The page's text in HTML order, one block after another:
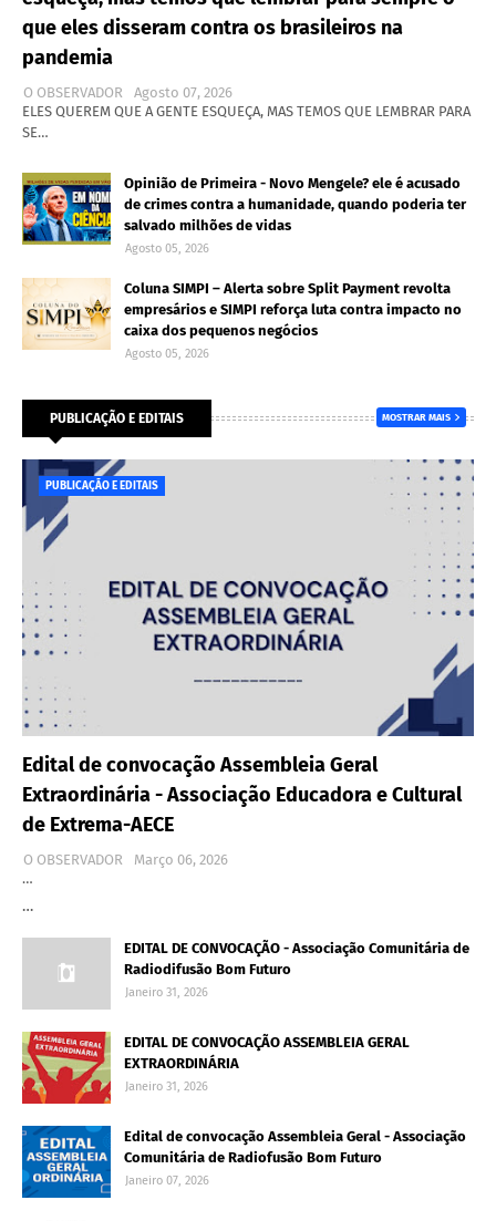
que eles disseram contra os brasileiros na
pandemia
O OBSERVADOR
Agosto 07, 2026
ELES QUEREM QUE A GENTE ESQUEÇA, MAS TEMOS QUE LEMBRAR PARA
SE…
Opinião de Primeira - Novo Mengele? ele é acusado
de crimes contra a humanidade, quando poderia ter
salvado milhões de vidas
Agosto 05, 2026
Coluna SIMPI – Alerta sobre Split Payment revolta
empresários e SIMPI reforça luta contra impacto no
caixa dos pequenos negócios
Agosto 05, 2026
PUBLICAÇÃO E EDITAIS MOSTRAR MAIS
PUBLICAÇÃO E EDITAIS
Edital de convocação Assembleia Geral
Extraordinária - Associação Educadora e Cultural
de Extrema-AECE
O OBSERVADOR
Março 06, 2026
…
…
EDITAL DE CONVOCAÇÃO - Associação Comunitária de
Radiodifusão Bom Futuro
Janeiro 31, 2026
EDITAL DE CONVOCAÇÃO ASSEMBLEIA GERAL
EXTRAORDINÁRIA
Janeiro 31, 2026
Edital de convocação Assembleia Geral - Associação
Comunitária de Radiofusão Bom Futuro
Janeiro 07, 2026